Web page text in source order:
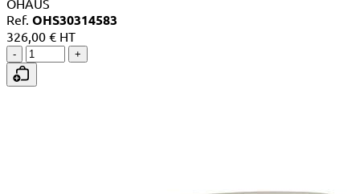
Ref. OHS30314583
326,00 € HT
- +